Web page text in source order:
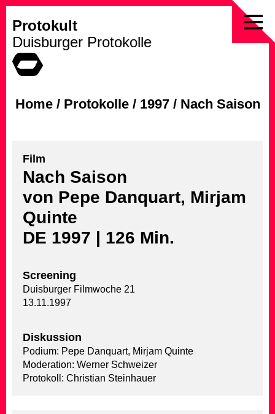
to
Protokult
Duisburger Protokolle
Home/ Protokolle/ 1997/ Nach Saison
Film
Nach Saison
von Pepe Danquart, Mirjam
Quinte
DE 1997 | 126 Min.
Screening
Duisburger Filmwoche 21
13.11.1997
Diskussion
Podium: Pepe Danquart, Mirjam Quinte
Moderation: Werner Schweizer
Protokoll: Christian Steinhauer